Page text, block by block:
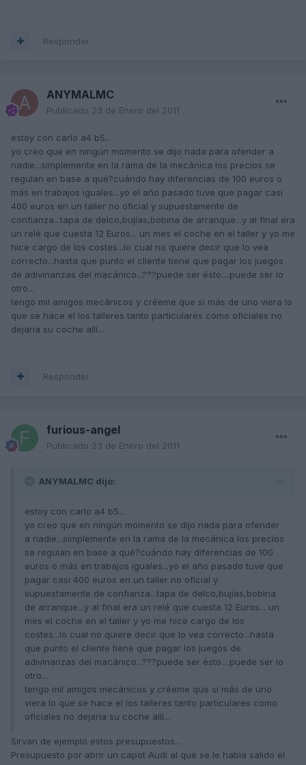
Responder
ANYMALMC
Publicado 23 de Enero del 2011
estoy con carlo a4 b5...
yo creo que en ningún momento se dijo nada para ofender a
nadie...simplemente en la rama de la mecánica los precios se
regulan en base a qué?cuándo hay diferencias de 100 euros o
más en trabajos iguales...yo el año pasado tuve que pagar casi
400 euros en un taller no oficial y supuestamente de
confianza...tapa de delco,bujías,bobina de arranque...y al final era
un relé que cuesta 12 Euros... un mes el coche en el taller y yo me
hice cargo de los costes...lo cual no quiere decir que lo vea
correcto...hasta que punto el cliente tiene que pagar los juegos
de adivinanzas del macánico...???puede ser ésto....puede ser lo
otro...
tengo mil amigos mecánicos y créeme que si más de uno viera lo
que se hace el los talleres tanto particulares como oficiales no
dejaría su coche allí...
Responder
furious-angel
Publicado 23 de Enero del 2011
ANYMALMC dijo:
estoy con carlo a4 b5...
yo creo que en ningún momento se dijo nada para ofender
a nadie...simplemente en la rama de la mecánica los precios
se regulan en base a qué?cuándo hay diferencias de 100
euros o más en trabajos iguales...yo el año pasado tuve que
pagar casi 400 euros en un taller no oficial y
supuestamente de confianza...tapa de delco,bujías,bobina
de arranque...y al final era un relé que cuesta 12 Euros... un
mes el coche en el taller y yo me hice cargo de los
costes...lo cual no quiere decir que lo vea correcto...hasta
que punto el cliente tiene que pagar los juegos de
adivinanzas del macánico...???puede ser ésto....puede ser lo
otro...
tengo mil amigos mecánicos y créeme que si más de uno
viera lo que se hace el los talleres tanto particulares como
oficiales no dejaría su coche allí...
Sirvan de ejemplo estos presupuestos...
Presupuesto por abrir un capot Audi al que se le habia salido el